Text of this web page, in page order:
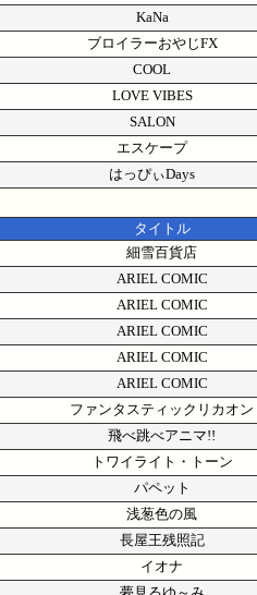
KaNa
ブロイラーおやじFX
COOL
LOVE VIBES
SALON
エスケープ
はっぴぃDays
タイトル
細雪百貨店
ARIEL COMIC
ARIEL COMIC
ARIEL COMIC
ARIEL COMIC
ARIEL COMIC
ファンタスティックリカオン
飛べ跳べアニマ!!
トワイライト・トーン
パペット
浅葱色の風
長屋王残照記
イオナ